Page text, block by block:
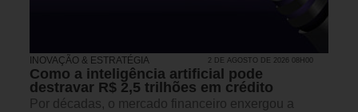
INOVAÇÃO & ESTRATÉGIA 2 DE AGOSTO DE 2026 08H00
Como a inteligência artificial pode
destravar R$ 2,5 trilhões em crédito
Por décadas, o mercado financeiro enxergou a